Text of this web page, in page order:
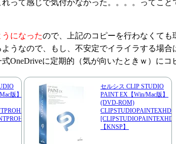
って感じで気付かなかった。。。。ってこ
になったので、上記のコピーを行わなくても
うなので、もし、不安定でイライラする場
OneDriveに定期的（気が向いたときｗ）に
版】
セルシス CLIP STUDIO
PAINT EX【Win/Mac版】
(DVD-ROM)
CLIPSTUDIOPAINTEXHD
[CLIPSTUDIOPAINTEXHD]
【KNSP】